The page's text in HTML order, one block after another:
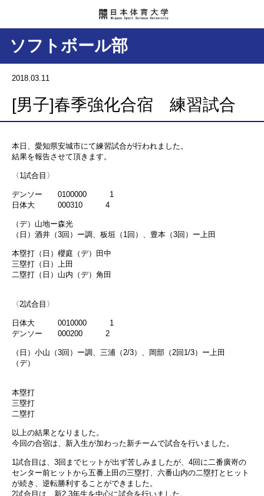
ソフトボール部
2018.03.11
[男子]春季強化合宿 練習試合
本日、愛知県安城市にて練習試合が行われました。
結果を報告させて頂きます。
〈1試合目〉
デンソー 0100000 1
日体大 000310 4
（デ）山地ー森光
（日）酒井（3回）ー調、板垣（1回）、豊本（3回）ー上田
本塁打（日）櫻庭（デ）田中
三塁打（日）上田
二塁打（日）山内（デ）角田
〈2試合目〉
日体大 0010000 1
デンソー 000200 2
（日）小山（3回）ー調、三浦（2/3）、岡部（2回1/3）ー上田
（デ）
本塁打
三塁打
二塁打
以上の結果となりました。
今回の合宿は、新入生が加わった新チームで試合を行いました。
1試合目は、3回までヒットが出ず苦しみましたが、4回に二番廣嵜の
センター前ヒットから五番上田の三塁打、六番山内の二塁打とヒット
が続き、逆転勝利することができました。
2試合目は、新2.3年生を中心に試合を行いました。